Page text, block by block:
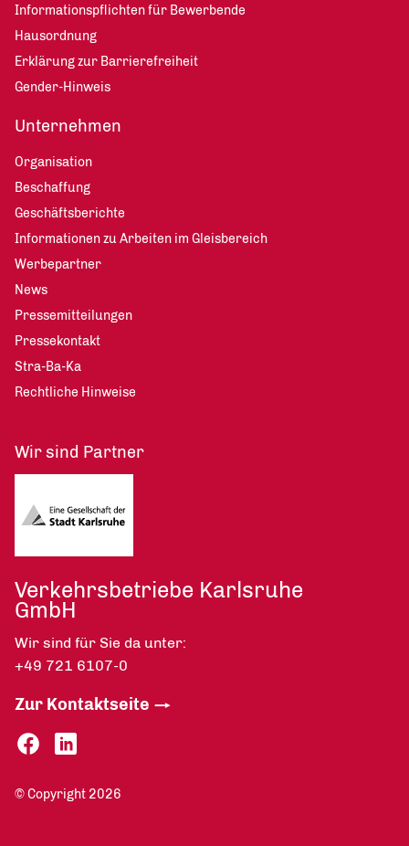
Informationspflichten für Bewerbende
Hausordnung
Erklärung zur Barrierefreiheit
Gender-Hinweis
Unternehmen
Organisation
Beschaffung
Geschäftsberichte
Informationen zu Arbeiten im Gleisbereich
Werbepartner
News
Pressemitteilungen
Pressekontakt
Stra-Ba-Ka
Rechtliche Hinweise
Wir sind Partner
Verkehrsbetriebe Karlsruhe
GmbH
Wir sind für Sie da unter:
+49 721 6107-0
Zur Kontaktseite
© Copyright 2026